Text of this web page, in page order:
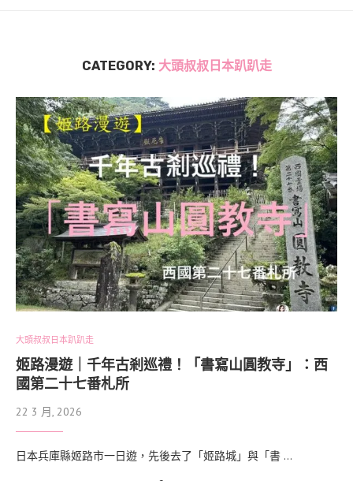
CATEGORY: 大頭叔叔日本趴趴走
大頭叔叔日本趴趴走
姬路漫遊｜千年古剎巡禮！「書寫山圓教寺」：西
國第二十七番札所
22 3 月, 2026
日本兵庫縣姬路市一日遊，先後去了「姬路城」與「書 …